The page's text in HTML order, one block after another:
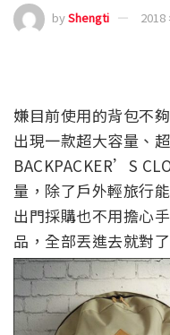
byShengti 2018
嫌目前使用的背包不
出現一款超大容量、
BACKPACKER’S
量，除了戶外輕旅行
出門採購也不用擔心
品，全部丟進去就對了